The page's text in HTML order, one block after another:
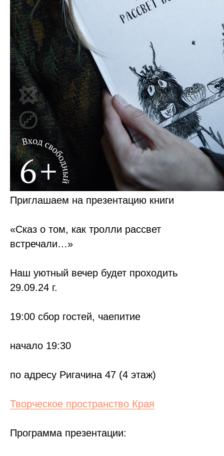
Приглашаем на презентацию книги
«Сказ о том, как тролли рассвет
встречали…»
Наш уютный вечер будет проходить
29.09.24 г.
19:00 сбор гостей, чаепитие
начало 19:30
по адресу Ригачина 47 (4 этаж)
Творческое пространство Края
Программа презентации: